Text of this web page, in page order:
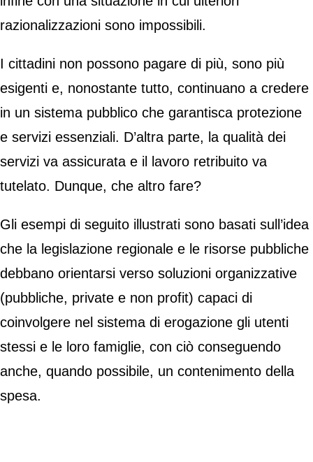
razionalizzazioni sono impossibili.
I cittadini non possono pagare di più, sono più
esigenti e, nonostante tutto, continuano a credere
in un sistema pubblico che garantisca protezione
e servizi essenziali. D’altra parte, la qualità dei
servizi va assicurata e il lavoro retribuito va
tutelato. Dunque, che altro fare?
Gli esempi di seguito illustrati sono basati sull’idea
che la legislazione regionale e le risorse pubbliche
debbano orientarsi verso soluzioni organizzative
(pubbliche, private e non profit) capaci di
coinvolgere nel sistema di erogazione gli utenti
stessi e le loro famiglie, con ciò conseguendo
anche, quando possibile, un contenimento della
spesa.